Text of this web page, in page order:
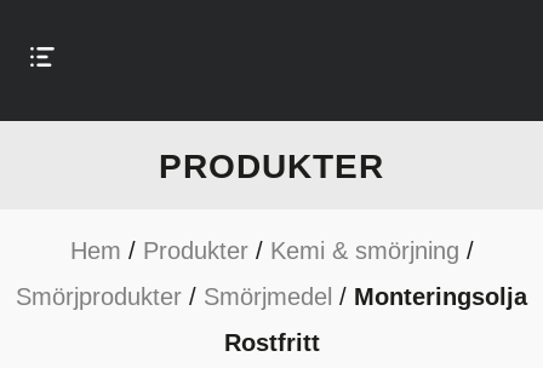
PRODUKTER
Hem / Produkter/ Kemi & smörjning /
Smörjprodukter / Smörjmedel / Monteringsolja
Rostfritt